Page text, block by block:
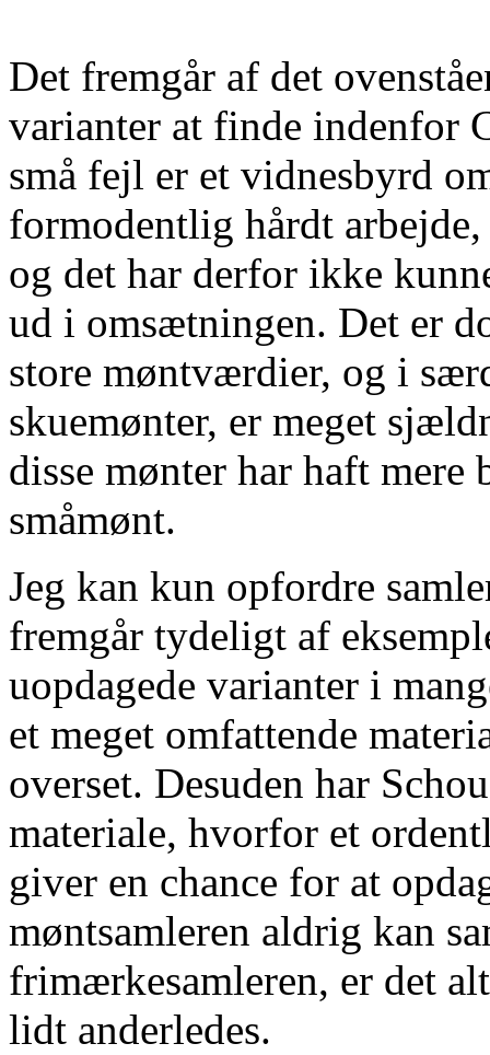
Det fremgår af det
varianter at finde indenfor
små fejl er et vidnesbyrd
formodentlig hårdt
og det har derfor ikke
ud i omsætningen. Det er
store møntværdier, og i
skuemønter, er meget
disse mønter har haft mere
småmønt.
Jeg kan kun opfordre
fremgår tydeligt af
uopdagede varianter i
et meget omfattende
overset. Desuden har
materiale, hvorfor et
giver en chance for at
møntsamleren aldrig kan
frimærkesamleren, er det
lidt anderledes.